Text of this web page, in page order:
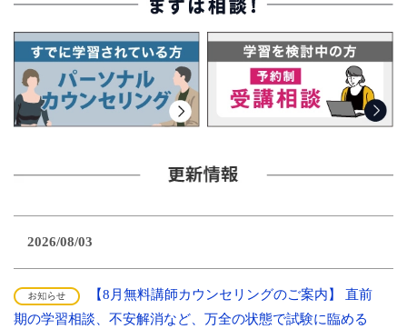
2026/08/03
【8月無料講師カウンセリングのご案内】 直前
期の学習相談、不安解消など、万全の状態で試験に臨める